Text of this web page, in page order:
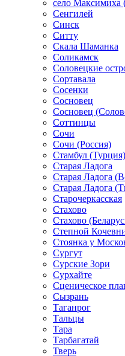
село Максимиха
Сенгилей
Синск
Ситту
Скала Шаманка
Соликамск
Соловецкие
Сортавала
Сосенки
Сосновец
Сосновец
Соттинцы
Сочи
Сочи (Россия)
Стамбул (Турция)
Старая Ладога
Старая Ладога
Старая Ладога
Старочеркасская
Стахово
Стахово
Степной
Стоянка у
Сургут
Сурские Зори
Сурхайте
Сценическое
Сызрань
Таганрог
Тальцы
Тара
Тарбагатай
Тверь